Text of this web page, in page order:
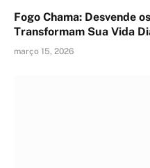
Fogo Chama: Desvende
Transformam Sua Vida
março 15, 2026